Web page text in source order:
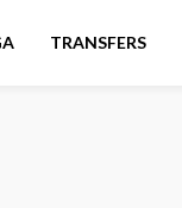
TRANSFERS